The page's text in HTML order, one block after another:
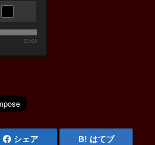
01:05
シェア はてブ